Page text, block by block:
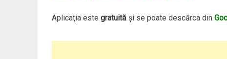
Aplicaţia este gratuităşi se poate descărca din